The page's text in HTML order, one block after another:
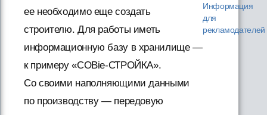
ее необходимо еще создать
строителю. Для работы иметь
информационную базу в хранилище —
к примеру «COBie-СТРОЙКА».
Со своими наполняющими данными
по производству — передовую
Информация
для
рекламодателей